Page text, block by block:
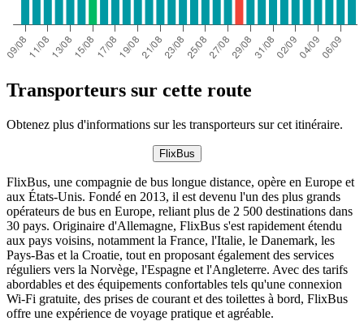
Transporteurs sur cette route
Obtenez plus d'informations sur les transporteurs sur cet itinéraire.
FlixBus
FlixBus, une compagnie de bus longue distance, opère en Europe et
aux États-Unis. Fondé en 2013, il est devenu l'un des plus grands
opérateurs de bus en Europe, reliant plus de 2 500 destinations dans
30 pays. Originaire d'Allemagne, FlixBus s'est rapidement étendu
aux pays voisins, notamment la France, l'Italie, le Danemark, les
Pays-Bas et la Croatie, tout en proposant également des services
réguliers vers la Norvège, l'Espagne et l'Angleterre. Avec des tarifs
abordables et des équipements confortables tels qu'une connexion
Wi-Fi gratuite, des prises de courant et des toilettes à bord, FlixBus
offre une expérience de voyage pratique et agréable.